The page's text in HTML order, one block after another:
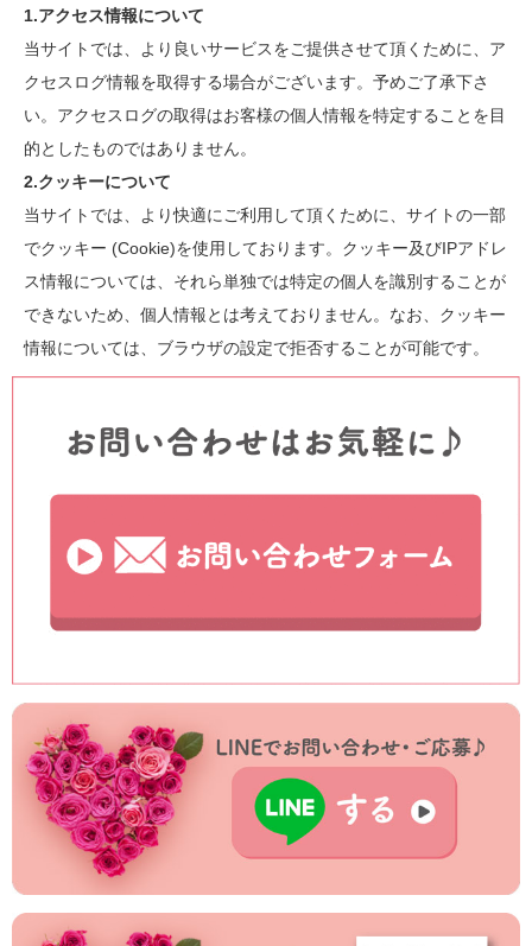
1.アクセス情報について
当サイトでは、より良いサービスをご提供させて頂くために、ア
クセスログ情報を取得する場合がございます。予めご了承下さ
い。アクセスログの取得はお客様の個人情報を特定することを目
的としたものではありません。
2.クッキーについて
当サイトでは、より快適にご利用して頂くために、サイトの一部
でクッキー (Cookie)を使用しております。クッキー及びIPアドレ
ス情報については、それら単独では特定の個人を識別することが
できないため、個人情報とは考えておりません。なお、クッキー
情報については、ブラウザの設定で拒否することが可能です。